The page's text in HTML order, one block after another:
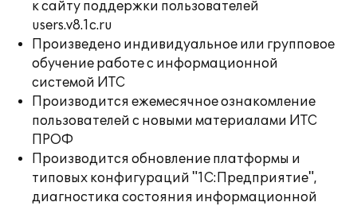
к сайту поддержки пользователей
users.v8.1c.ru
Произведено индивидуальное или групповое
обучение работе с информационной
системой ИТС
Производится ежемесячное ознакомление
пользователей с новыми материалами ИТС
ПРОФ
Производится обновление платформы и
типовых конфигураций "1С:Предприятие",
диагностика состояния информационной